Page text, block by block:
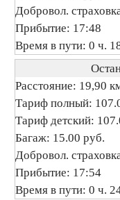
Добровол.
Прибытие: 17:48
Время в пути: 0 ч.
Расстояние: 19,90
Тариф полный:
Тариф детский:
Багаж: 15.00 руб.
Добровол.
Прибытие: 17:54
Время в пути: 0 ч.